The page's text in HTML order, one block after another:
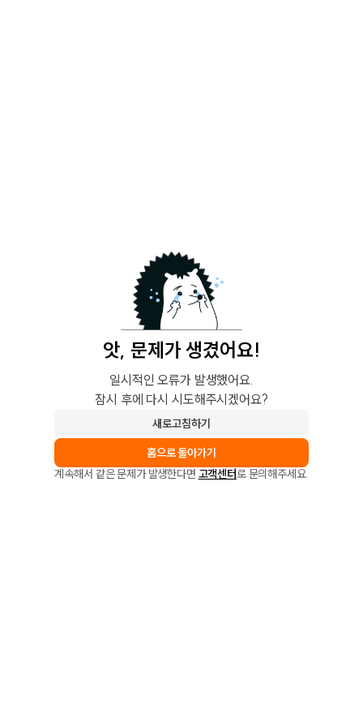
앗, 문제가 생겼어요!
일시적인 오류가 발생했어요.
잠시 후에 다시 시도해주시겠어요?
새로고침하기
홈으로 돌아가기
계속해서 같은 문제가 발생한다면 고객센터로 문의해주세요.